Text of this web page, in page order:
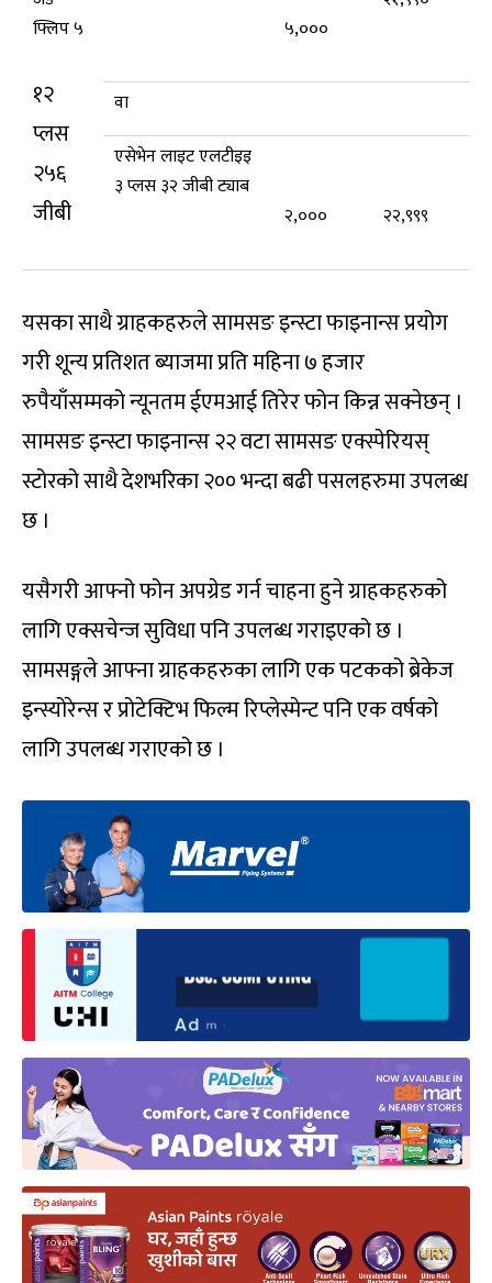
फ्लिप ५
१२
प्लस
२५६
जीबी
५,०००
वा
एसेभेन लाइट एलटीइइ
३ प्लस ३२ जीबी ट्याब
२,०००
२२,९९९
यसका साथै ग्राहकहरुले सामसङ इन्स्टा फाइनान्स प्रयोग
गरी शून्य प्रतिशत ब्याजमा प्रति महिना ७ हजार
रुपैयाँसम्मको न्यूनतम ईएमआई तिरेर फोन किन्न सक्नेछन् ।
सामसङ इन्स्टा फाइनान्स २२ वटा सामसङ एक्स्पेरियस्
स्टोरको साथै देशभरिका २०० भन्दा बढी पसलहरुमा उपलब्ध
छ ।
यसैगरी आफ्नो फोन अपग्रेड गर्न चाहना हुने ग्राहकहरुको
लागि एक्सचेन्ज सुविधा पनि उपलब्ध गराइएको छ ।
सामसङ्गले आफ्ना ग्राहकहरुका लागि एक पटकको ब्रेकेज
इन्स्योरेन्स र प्रोटेक्टिभ फिल्म रिप्लेस्मेन्ट पनि एक वर्षको
लागि उपलब्ध गराएको छ ।